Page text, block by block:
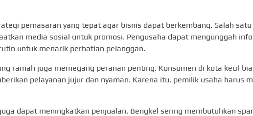
pemasaran yang tepat agar bisnis dapat berkembang. Salah satu
media sosial untuk promosi. Pengusaha dapat mengunggah
untuk menarik perhatian pelanggan.
ramah juga memegang peranan penting. Konsumen di kota kecil
pelayanan jujur dan nyaman. Karena itu, pemilik usaha harus
dapat meningkatkan penjualan. Bengkel sering membutuhkan